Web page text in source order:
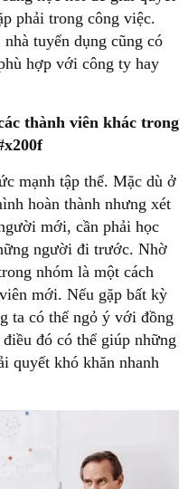
phải trong công việc.
tuyển dụng cũng có
hợp với công ty hay
thành viên khác trong
hoàn thành nhưng xét
mới, cần phải học
người đi trước. Nhờ
nhóm là một cách
mới. Nếu gặp bất kỳ
ta có thể ngỏ ý với đồng
đó có thể giúp những
quyết khó khăn nhanh